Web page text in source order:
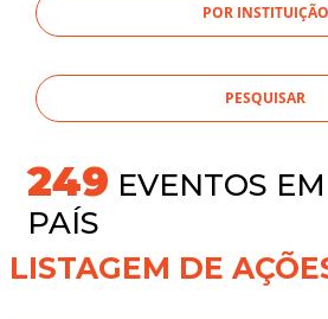
POR INSTITUIÇÃO
269EVENTOS
PAÍS
LISTAGEM DE